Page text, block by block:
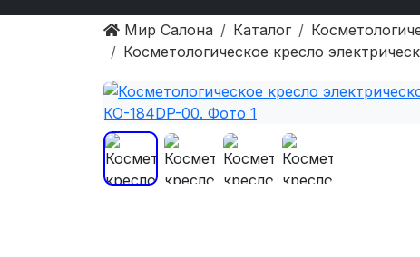
Мир Салона Каталог
Косметологическое кресло